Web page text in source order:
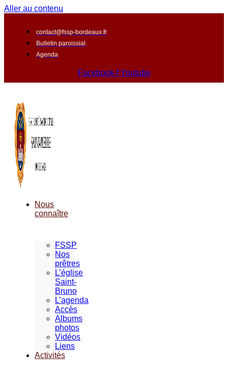
Aller au contenu
contact@fssp-bordeaux.fr
Bulletin paroissial
Agenda
Facebook-f Youtube
Nous
connaître
FSSP
Nos
prêtres
L’église
Saint-
Bruno
L’agenda
Accès
Albums
photos
Vidéos
Liens
Activités